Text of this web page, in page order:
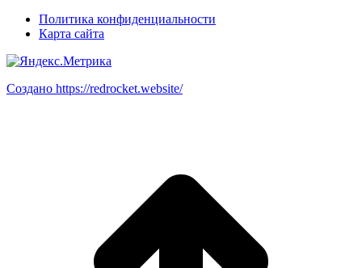
Политика конфиденциальности
Карта сайта
Создано https://redrocket.website/